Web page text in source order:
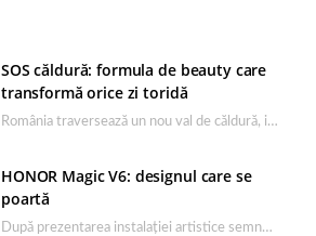
SOS căldură: formula de beauty care
transformă orice zi toridă
România traversează un nou val de căldură, iar rutina de îngrijire capătă un rol esențial…
HONOR Magic V6: designul care se
poartă
După prezentarea instalației artistice semnată de Catrinel Săbăciag în cadrul evenimentului de lansare HONOR Magic…